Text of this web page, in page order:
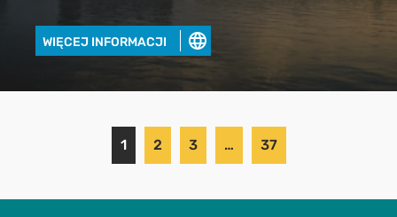
WIĘCEJ INFORMACJI
1 2 3 … 37